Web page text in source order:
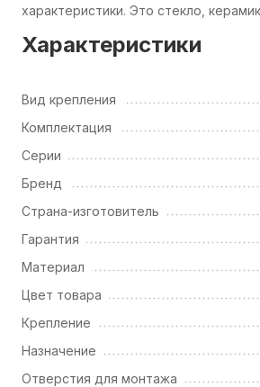
характеристики. Это стекло,
Характеристики
Вид крепления
Комплектация
Серии
Бренд
Страна-изготовитель
Гарантия
Материал
Цвет товара
Крепление
Назначение
Отверстия для монтажа